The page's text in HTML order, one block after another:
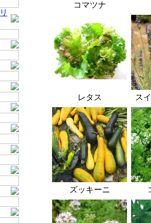
コマツナ
レタス ス
ズッキーニ